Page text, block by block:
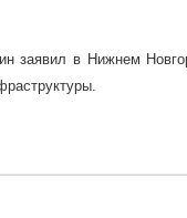
заявил в Нижнем